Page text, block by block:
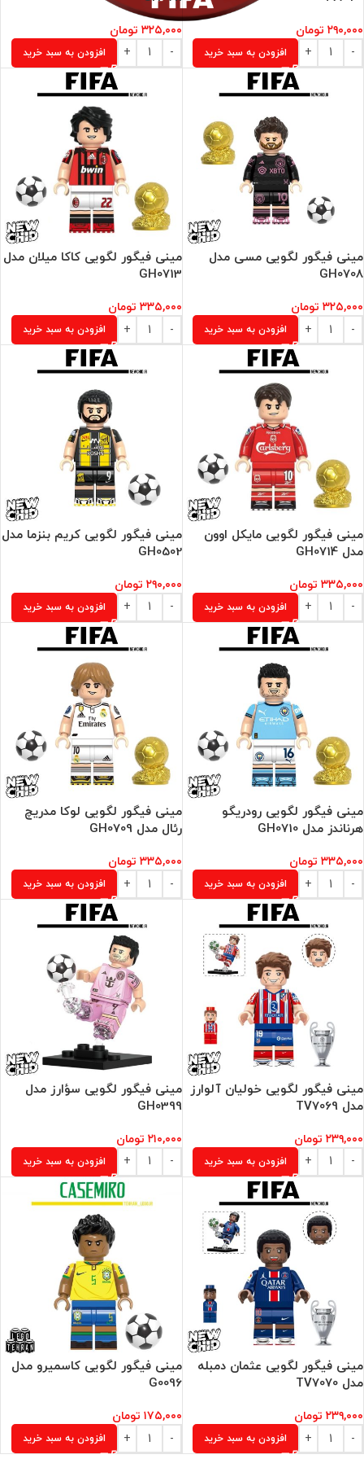
۲۹۰,۰۰۰ تومان
افزودن به سبد خرید
۳۲۵,۰۰۰ تومان
افزودن به سبد خرید
مینی فیگور لگویی مسی مدل
GH0708
۳۲۵,۰۰۰ تومان
افزودن به سبد خرید
مینی فیگور لگویی کاکا میلان مدل
GH0713
۳۳۵,۰۰۰ تومان
افزودن به سبد خرید
مینی فیگور لگویی مایکل اوون
مدل GH0714
۳۳۵,۰۰۰ تومان
افزودن به سبد خرید
مینی فیگور لگویی کریم بنزما مدل
GH0502
۲۹۰,۰۰۰ تومان
افزودن به سبد خرید
مینی فیگور لگویی رودریگو
هرناندز مدل GH0710
۳۳۵,۰۰۰ تومان
افزودن به سبد خرید
مینی فیگور لگویی لوکا مدریچ
رئال مدل GH0709
۳۳۵,۰۰۰ تومان
افزودن به سبد خرید
مینی فیگور لگویی خولیان آلوارز
مدل TV7069
۲۳۹,۰۰۰ تومان
افزودن به سبد خرید
مینی فیگور لگویی سؤارز مدل
GH0399
۲۱۰,۰۰۰ تومان
افزودن به سبد خرید
مینی فیگور لگویی عثمان دمبله
مدل TV7070
۲۳۹,۰۰۰ تومان
افزودن به سبد خرید
مینی فیگور لگویی کاسمیرو مدل
G0096
۱۷۵,۰۰۰ تومان
افزودن به سبد خرید